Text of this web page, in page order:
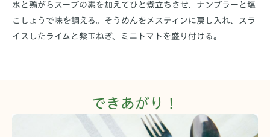
水と鶏がらスープの素を加えてひと煮立ちさせ、ナンプラーと塩
こしょうで味を調える。そうめんをメスティンに戻し入れ、スラ
イスしたライムと紫玉ねぎ、ミニトマトを盛り付ける。
できあがり！